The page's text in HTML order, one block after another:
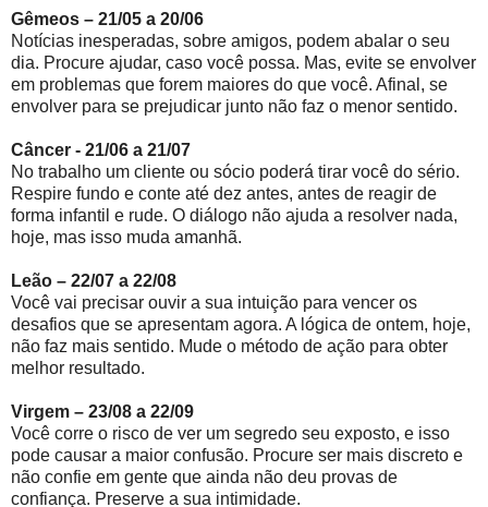
Gêmeos – 21/05 a 20/06
Notícias inesperadas, sobre amigos, podem abalar o seu
dia. Procure ajudar, caso você possa. Mas, evite se envolver
em problemas que forem maiores do que você. Afinal, se
envolver para se prejudicar junto não faz o menor sentido.
Câncer - 21/06 a 21/07
No trabalho um cliente ou sócio poderá tirar você do sério.
Respire fundo e conte até dez antes, antes de reagir de
forma infantil e rude. O diálogo não ajuda a resolver nada,
hoje, mas isso muda amanhã.
Leão – 22/07 a 22/08
Você vai precisar ouvir a sua intuição para vencer os
desafios que se apresentam agora. A lógica de ontem, hoje,
não faz mais sentido. Mude o método de ação para obter
melhor resultado.
Virgem – 23/08 a 22/09
Você corre o risco de ver um segredo seu exposto, e isso
pode causar a maior confusão. Procure ser mais discreto e
não confie em gente que ainda não deu provas de
confiança. Preserve a sua intimidade.